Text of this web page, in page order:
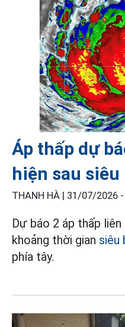
Áp thấp dự
hiện sau siêu
THANH HÀ | 31/07/2026 -
Dự báo 2 áp thấp
khoảng thời gian siêu
phía tây.